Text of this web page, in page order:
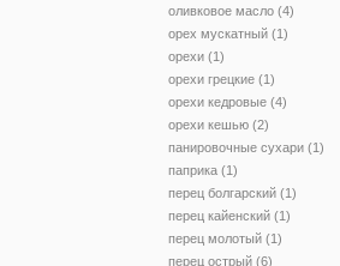
оливковое масло (4)
орех мускатный (1)
орехи (1)
орехи грецкие (1)
орехи кедровые (4)
орехи кешью (2)
панировочные сухари (1)
паприка (1)
перец болгарский (1)
перец кайенский (1)
перец молотый (1)
перец острый (6)